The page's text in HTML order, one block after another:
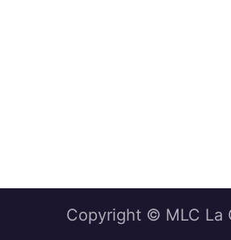
Copyright © MLC La